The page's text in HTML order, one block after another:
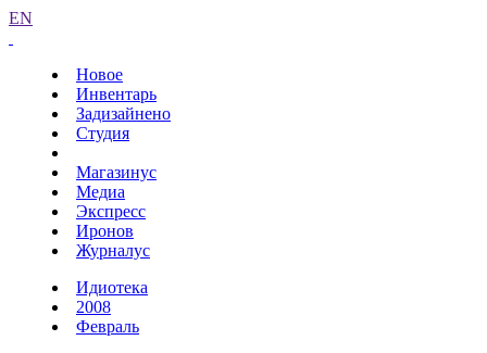
EN
Новое
Инвентарь
Задизайнено
Студия
Магазинус
Медиа
Экспресс
Иронов
Журналус
Идиотека
2008
Февраль